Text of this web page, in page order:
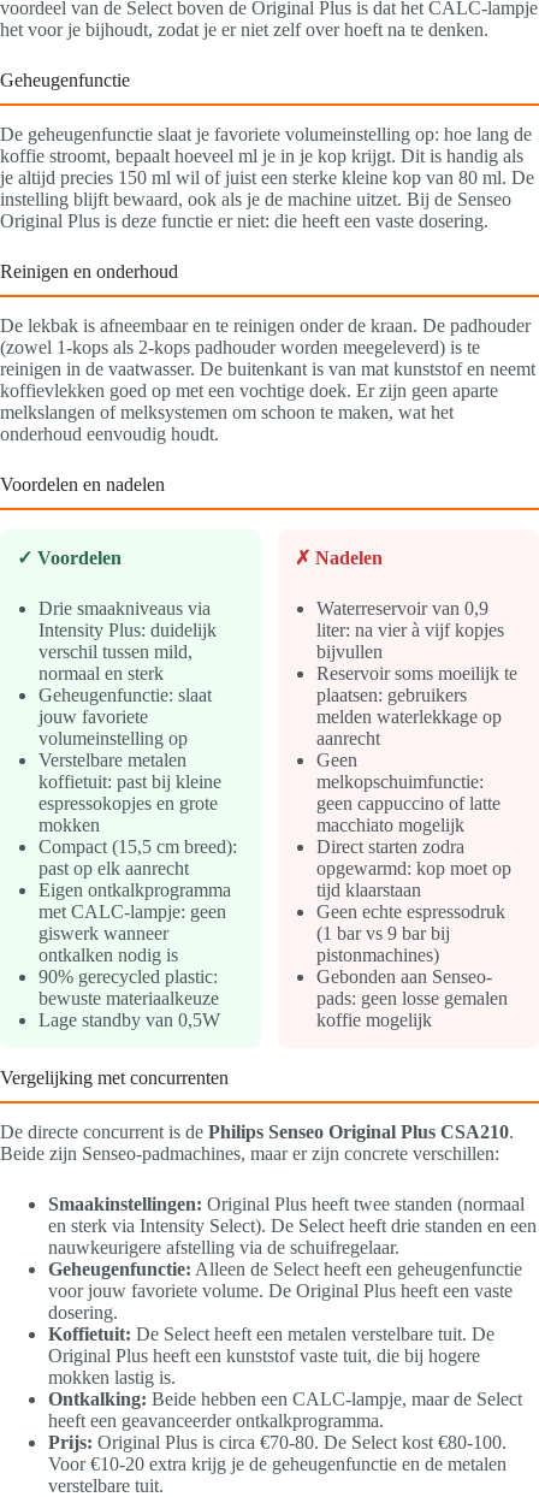
voordeel van de Select boven de Original Plus is dat het CALC-lampje
het voor je bijhoudt, zodat je er niet zelf over hoeft na te denken.
Geheugenfunctie
De geheugenfunctie slaat je favoriete volumeinstelling op: hoe lang de
koffie stroomt, bepaalt hoeveel ml je in je kop krijgt. Dit is handig als
je altijd precies 150 ml wil of juist een sterke kleine kop van 80 ml. De
instelling blijft bewaard, ook als je de machine uitzet. Bij de Senseo
Original Plus is deze functie er niet: die heeft een vaste dosering.
Reinigen en onderhoud
De lekbak is afneembaar en te reinigen onder de kraan. De padhouder
(zowel 1-kops als 2-kops padhouder worden meegeleverd) is te
reinigen in de vaatwasser. De buitenkant is van mat kunststof en neemt
koffievlekken goed op met een vochtige doek. Er zijn geen aparte
melkslangen of melksystemen om schoon te maken, wat het
onderhoud eenvoudig houdt.
Voordelen en nadelen
✓ Voordelen
Drie smaakniveaus via
Intensity Plus: duidelijk
verschil tussen mild,
normaal en sterk
Geheugenfunctie: slaat
jouw favoriete
volumeinstelling op
Verstelbare metalen
koffietuit: past bij kleine
espressokopjes en grote
mokken
Compact (15,5 cm breed):
past op elk aanrecht
Eigen ontkalkprogramma
met CALC-lampje: geen
giswerk wanneer
ontkalken nodig is
90% gerecycled plastic:
bewuste materiaalkeuze
Lage standby van 0,5W
✗ Nadelen
Waterreservoir van 0,9
liter: na vier à vijf kopjes
bijvullen
Reservoir soms moeilijk te
plaatsen: gebruikers
melden waterlekkage op
aanrecht
Geen
melkopschuimfunctie:
geen cappuccino of latte
macchiato mogelijk
Direct starten zodra
opgewarmd: kop moet op
tijd klaarstaan
Geen echte espressodruk
(1 bar vs 9 bar bij
pistonmachines)
Gebonden aan Senseo-
pads: geen losse gemalen
koffie mogelijk
Vergelijking met concurrenten
De directe concurrent is de Philips Senseo Original Plus CSA210.
Beide zijn Senseo-padmachines, maar er zijn concrete verschillen:
Smaakinstellingen: Original Plus heeft twee standen (normaal
en sterk via Intensity Select). De Select heeft drie standen en een
nauwkeurigere afstelling via de schuifregelaar.
Geheugenfunctie: Alleen de Select heeft een geheugenfunctie
voor jouw favoriete volume. De Original Plus heeft een vaste
dosering.
Koffietuit: De Select heeft een metalen verstelbare tuit. De
Original Plus heeft een kunststof vaste tuit, die bij hogere
mokken lastig is.
Ontkalking: Beide hebben een CALC-lampje, maar de Select
heeft een geavanceerder ontkalkprogramma.
Prijs: Original Plus is circa €70-80. De Select kost €80-100.
Voor €10-20 extra krijg je de geheugenfunctie en de metalen
verstelbare tuit.